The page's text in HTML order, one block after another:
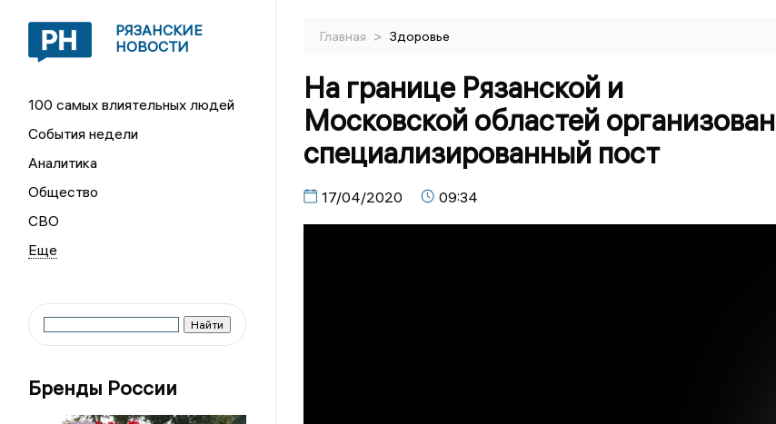
РЯЗАНСКИЕ
НОВОСТИ
100 самых влиятельных людей
События недели
Аналитика
Общество
СВО
Бренды России
Главная > Здоровье
На границе Рязанской и
Московской областей организован
специализированный пост
17/04/2020 09:34